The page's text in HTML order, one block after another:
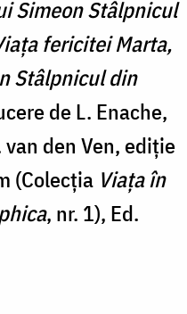
Simeon Stâlpnicul
fericitei Marta,
Stâlpnicul din
de L. Enache,
den Ven, ediție
(Colecția Viața în
, nr. 1), Ed.